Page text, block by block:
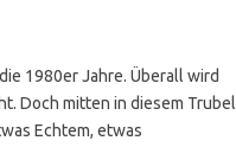
1980er Jahre. Überall wird
Doch mitten in diesem Trubel
Echtem, etwas